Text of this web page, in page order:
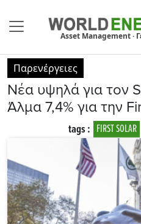
Asset Management ·
Παρενέργειες
Νέα υψηλά για τον
Άλμα 7,4% για την
FIRST SOLAR
tags :